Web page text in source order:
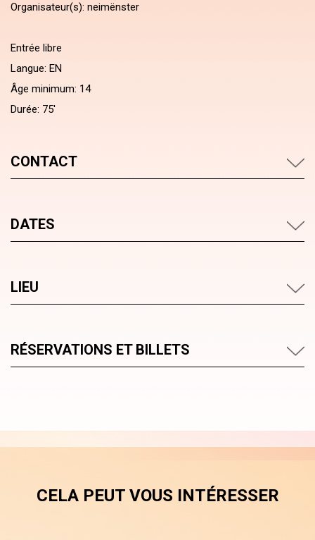
Organisateur(s): neimënster
Entrée libre
Langue: EN
Âge minimum: 14
Durée: 75'
CONTACT
DATES
LIEU
RÉSERVATIONS ET BILLETS
CELA PEUT VOUS INTÉRESSER